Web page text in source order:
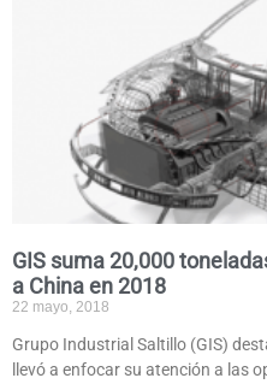
GIS suma 20,000
a China en 2018
22 mayo, 2018
Grupo Industrial Saltillo (GIS)
llevó a enfocar su atención a las